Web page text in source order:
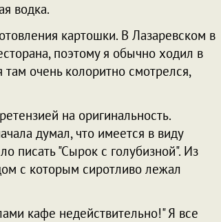
водка.
картошки. В Лазаревском в
поэтому я обычно ходил в
очень колоритно смотрелся,
на оригинальность.
думал, что имеется в виду
писать "Сырок с голубизной". Из
с которым сиротливо лежал
кафе недействительно!" Я все